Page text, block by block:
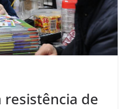
resistência de